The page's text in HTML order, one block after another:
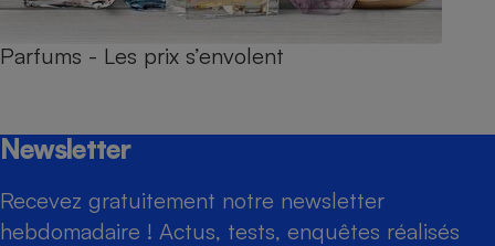
Parfums - Les prix s’envolent
Newsletter
Recevez gratuitement notre newsletter
hebdomadaire ! Actus, tests, enquêtes réalisés